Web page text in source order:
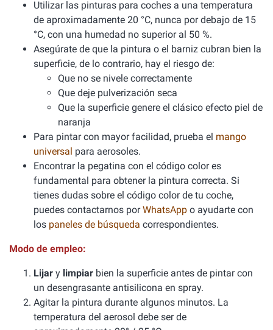
Utilizar las pinturas para coches a una temperatura
de aproximadamente 20 °C, nunca por debajo de 15
°C, con una humedad no superior al 50 %.
Asegúrate de que la pintura o el barniz cubran bien la
superficie, de lo contrario, hay el riesgo de:
Que no se nivele correctamente
Que deje pulverización seca
Que la superficie genere el clásico efecto piel de
naranja
Para pintar con mayor facilidad, prueba el mango
universal para aerosoles.
Encontrar la pegatina con el código color es
fundamental para obtener la pintura correcta. Si
tienes dudas sobre el código color de tu coche,
puedes contactarnos porWhatsApp o ayudarte con
los paneles de búsqueda correspondientes.
Modo de empleo:
Lijar y limpiar bien la superficie antes de pintar con
un desengrasante antisilicona en spray.
Agitar la pintura durante algunos minutos. La
temperatura del aerosol debe ser de